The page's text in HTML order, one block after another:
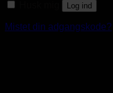
Log ind
Mistet din adgangskode?